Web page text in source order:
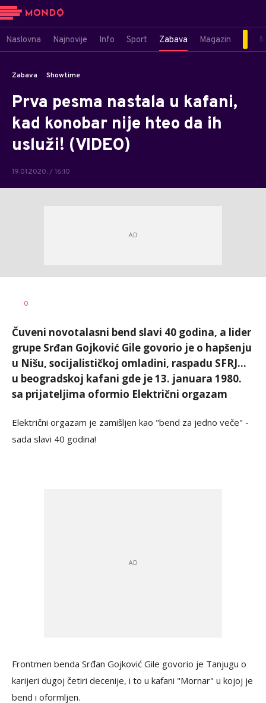
Naslovna Najnovije Info Sport Zabava Magazin
Zabava Showtime
Prva pesma nastala u kafani,
kad konobar nije hteo da ih
usluži! (VIDEO)
19.01.2020. / 16:10
AUTOR
0
Čuveni novotalasni bend slavi 40 godina, a lider
grupe Srđan Gojković Gile govorio je o hapšenju
u Nišu, socijalističkoj omladini, raspadu SFRJ...
u beogradskoj kafani gde je 13. januara 1980.
sa prijateljima oformio Električni orgazam
Električni orgazam je zamišljen kao "bend za jedno veče" -
sada slavi 40 godina!
Frontmen benda Srđan Gojković Gile govorio je Tanjugu o
karijeri dugoj četiri decenije, i to u kafani "Mornar" u kojoj je
bend i oformljen.